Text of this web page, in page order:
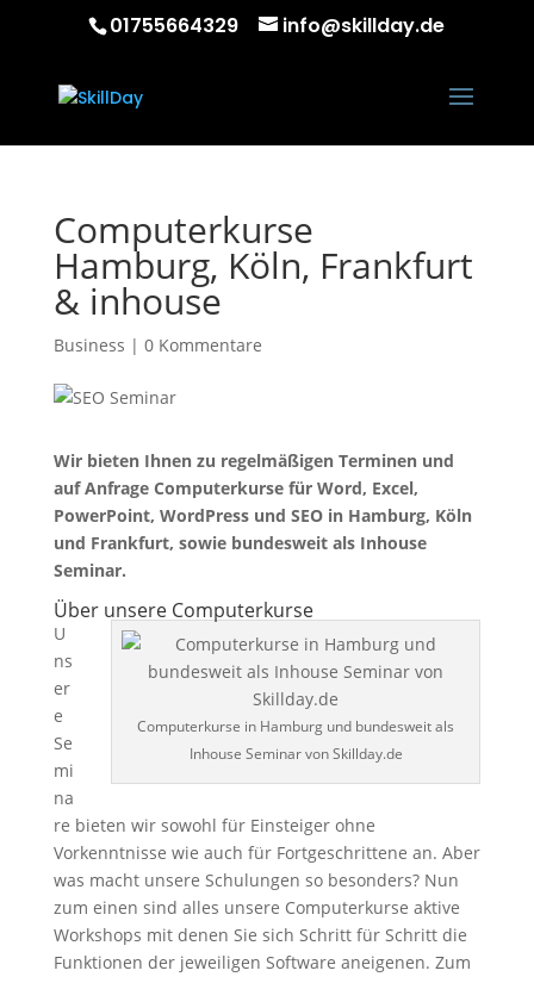
01755664329 info@skillday.de
Computerkurse
Hamburg, Köln, Frankfurt
& inhouse
Business | 0 Kommentare
Wir bieten Ihnen zu regelmäßigen Terminen und
auf Anfrage Computerkurse für Word, Excel,
PowerPoint, WordPress und SEO in Hamburg, Köln
und Frankfurt, sowie bundesweit als Inhouse
Seminar.
Über unsere Computerkurse
Computerkurse in Hamburg und bundesweit als
Inhouse Seminar von Skillday.de
U
ns
er
e
Se
mi
na
re bieten wir sowohl für Einsteiger ohne
Vorkenntnisse wie auch für Fortgeschrittene an. Aber
was macht unsere Schulungen so besonders? Nun
zum einen sind alles unsere Computerkurse aktive
Workshops mit denen Sie sich Schritt für Schritt die
Funktionen der jeweiligen Software aneigenen. Zum